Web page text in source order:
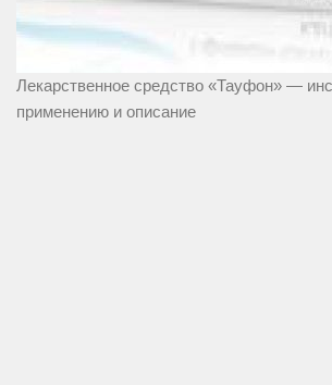
Лекарственное средство «Тауфон» —
применению и описание